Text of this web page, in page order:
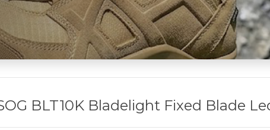
BLT10K Bladelight Fixed Blade